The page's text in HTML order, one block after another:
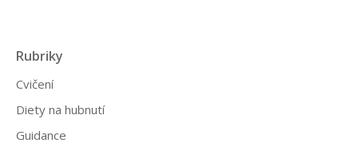
Rubriky
Cvičení
Diety na hubnutí
Guidance